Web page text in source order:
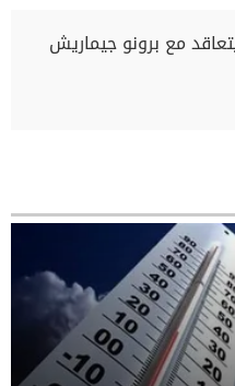
مع برونو جيماريش